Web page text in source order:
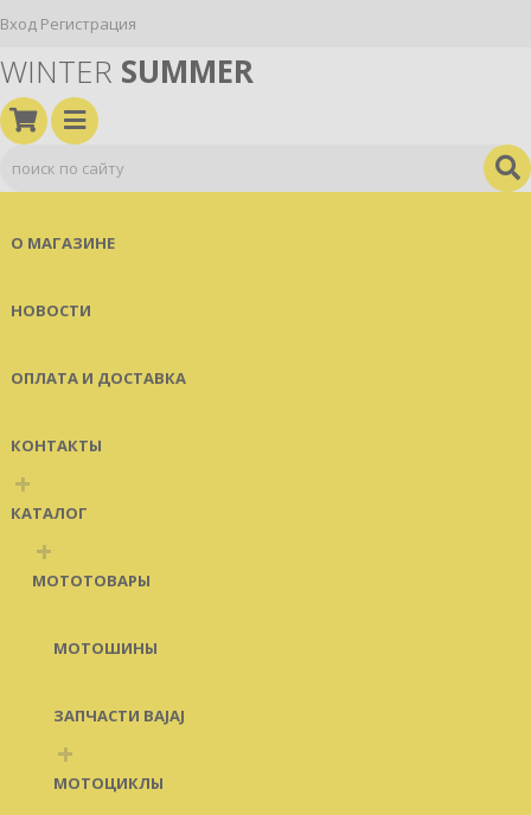
Вход Регистрация
WINTER SUMMER
О МАГАЗИНЕ
НОВОСТИ
ОПЛАТА И ДОСТАВКА
КОНТАКТЫ
+
КАТАЛОГ
+
МОТОТОВАРЫ
МОТОШИНЫ
ЗАПЧАСТИ BAJAJ
+
МОТОЦИКЛЫ